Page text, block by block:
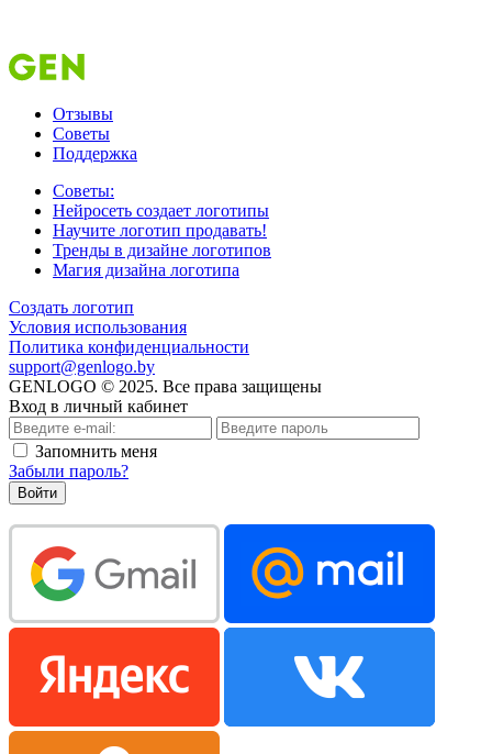
Отзывы
Советы
Поддержка
Советы:
Нейросеть создает логотипы
Научите логотип продавать!
Тренды в дизайне логотипов
Магия дизайна логотипа
Создать логотип
Условия использования
Политика конфиденциальности
support@genlogo.by
GENLOGO © 2025. Все права защищены
Вход в личный кабинет
Запомнить меня
Забыли пароль?